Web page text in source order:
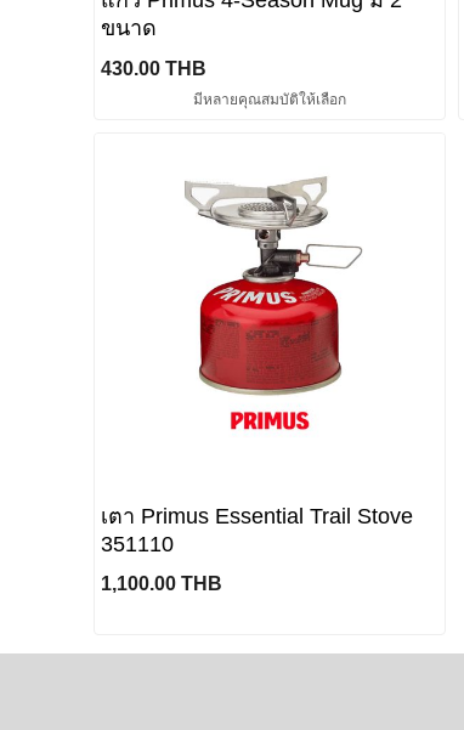
ขนาด
430.00 THB
มีหลายคุณสมบัติให้เลือก
เตา Primus Essential Trail Stove
351110
1,100.00 THB